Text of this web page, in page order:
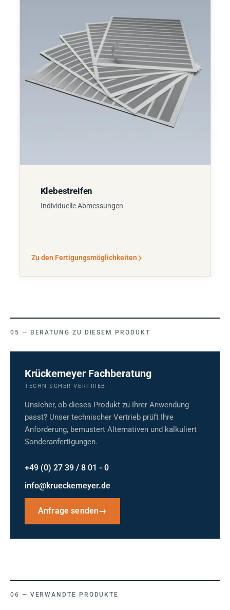
Klebestreifen
Individuelle Abmessungen
Zu den Fertigungsmöglichkeiten
BERATUNG ZU DIESEM PRODUKT
Krückemeyer Fachberatung
TECHNISCHER VERTRIEB
Unsicher, ob dieses Produkt zu Ihrer Anwendung
passt? Unser technischer Vertrieb prüft Ihre
Anforderung, bemustert Alternativen und kalkuliert
Sonderanfertigungen.
+49 (0) 27 39 / 8 01 - 0
info@krueckemeyer.de
Anfrage senden→
VERWANDTE PRODUKTE